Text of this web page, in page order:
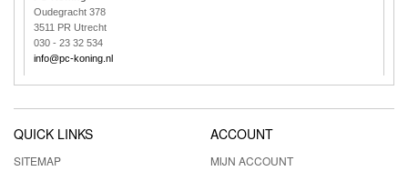
Oudegracht 378
3511 PR Utrecht
030 - 23 32 534
info@pc-koning.nl
QUICK LINKS
SITEMAP
ACCOUNT
MIJN ACCOUNT